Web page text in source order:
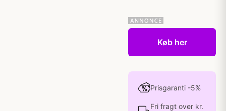
Køb her
Prisgaranti -5%
Fri fragt over kr.